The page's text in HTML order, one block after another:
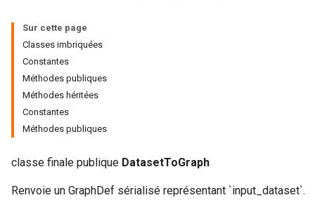
Sur cette page
Classes imbriquées
Constantes
Méthodes publiques
Méthodes héritées
Constantes
Méthodes publiques
classe finale publique DatasetToGraph
Renvoie un GraphDef sérialisé représentant `input_dataset`.